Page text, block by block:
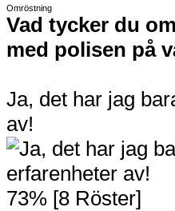
Omröstning
Vad tycker du
med polisen på
Ja, det har jag
av!
73% [8 Röster]